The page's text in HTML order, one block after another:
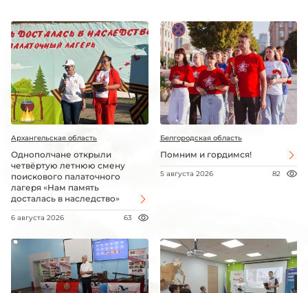
Архангельская область
Однополчане открыли
четвёртую летнюю смену
поискового палаточного
лагеря «Нам память
досталась в наследство»
6 августа 2026 63
Белгородская область
Помним и гордимся!
5 августа 2026 82